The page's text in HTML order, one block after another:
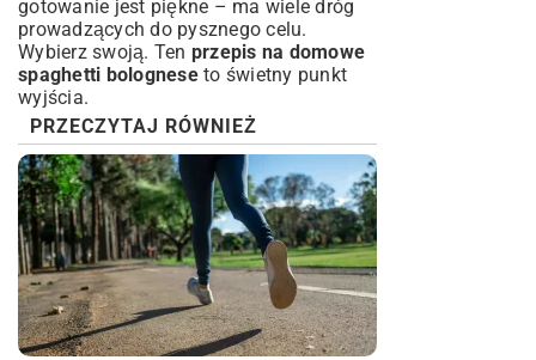
gotowanie jest piękne – ma wiele dróg
prowadzących do pysznego celu.
Wybierz swoją. Ten przepis na domowe
spaghetti bologneseto świetny punkt
wyjścia.
PRZECZYTAJ RÓWNIEŻ